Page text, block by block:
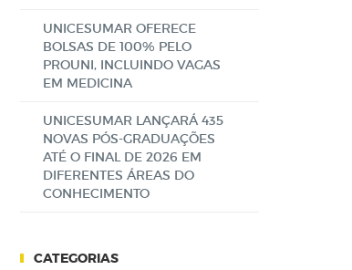
UNICESUMAR OFERECE
BOLSAS DE 100% PELO
PROUNI, INCLUINDO VAGAS
EM MEDICINA
UNICESUMAR LANÇARÁ 435
NOVAS PÓS-GRADUAÇÕES
ATÉ O FINAL DE 2026 EM
DIFERENTES ÁREAS DO
CONHECIMENTO
CATEGORIAS